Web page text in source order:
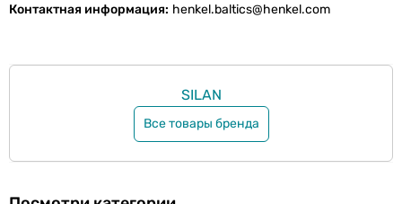
Контактная информация henkel.baltics@henkel.com
SILAN
Все товары бренда